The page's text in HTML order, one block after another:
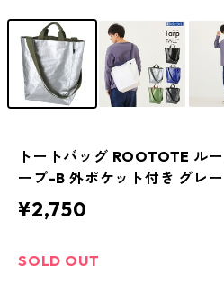
トートバッグ ROOTOTE ル
ープ-B 外ポケット付き グレー
¥2,750
SOLD OUT